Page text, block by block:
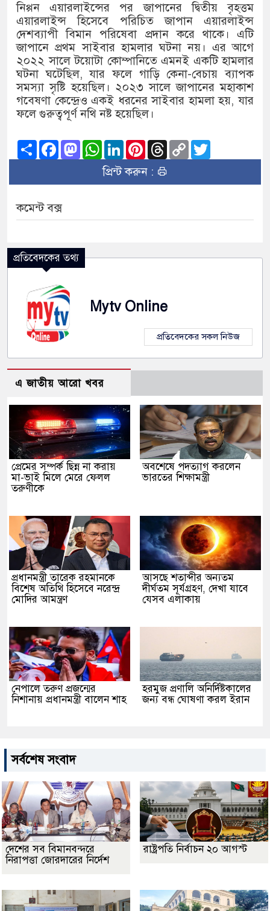
অবশেষে পদত্যাগ করলেন ভারতের
জামায়াত ফেরেশতাদের দল নয়,
নিপ্পন এয়ারলাইন্সের পর জাপানের দ্বিতীয় বৃহত্তম
এয়ারলাইন্স হিসেবে পরিচিত জাপান এয়ারলাইন্স
দেশব্যাপী বিমান পরিষেবা প্রদান করে থাকে। এটি
জাপানে প্রথম সাইবার হামলার ঘটনা নয়। এর আগে
২০২২ সালে টয়োটা কোম্পানিতে এমনই একটি হামলার
ঘটনা ঘটেছিল, যার ফলে গাড়ি কেনা-বেচায় ব্যাপক
সমস্যা সৃষ্টি হয়েছিল। ২০২৩ সালে জাপানের মহাকাশ
গবেষণা কেন্দ্রেও একই ধরনের সাইবার হামলা হয়, যার
ফলে গুরুত্বপূর্ণ নথি নষ্ট হয়েছিল।
ShareFacebook
Mastodon
WhatsApp
LinkedInPinterest
Threads
Copy
Link
প্রিন্ট করুন :
কমেন্ট বক্স
প্রতিবেদকের তথ্য
Mytv Online
প্রতিবেদকের সকল নিউজ
এ জাতীয় আরো খবর
প্রেমের সম্পর্ক ছিন্ন না করায়
মা-ভাই মিলে মেরে ফেলল
তরুণীকে
অবশেষে পদত্যাগ করলেন
ভারতের শিক্ষামন্ত্রী
প্রধানমন্ত্রী তারেক রহমানকে
বিশেষ অতিথি হিসেবে নরেন্দ্র
মোদির আমন্ত্রণ
আসছে শতাব্দীর অন্যতম
দীর্ঘতম সূর্যগ্রহণ, দেখা যাবে
যেসব এলাকায়
নেপালে তরুণ প্রজন্মের
নিশানায় প্রধানমন্ত্রী বালেন শাহ
হরমুজ প্রণালি অনির্দিষ্টকালের
জন্য বন্ধ ঘোষণা করল ইরান
সর্বশেষ সংবাদ
দেশের সব বিমানবন্দরে
নিরাপত্তা জোরদারের নির্দেশ
রাষ্ট্রপতি নির্বাচন ২০ আগস্ট